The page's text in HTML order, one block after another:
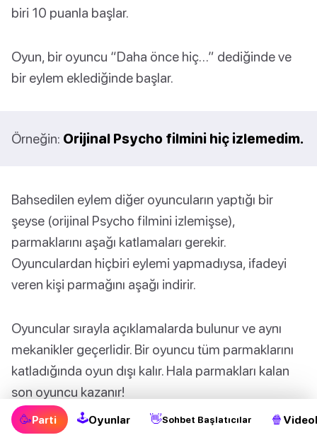
biri 10 puanla başlar.
Oyun, bir oyuncu “Daha önce hiç…” dediğinde ve
bir eylem eklediğinde başlar.
Örneğin: Orijinal Psycho filmini hiç izlemedim.
Bahsedilen eylem diğer oyuncuların yaptığı bir
şeyse (orijinal Psycho filmini izlemişse),
parmaklarını aşağı katlamaları gerekir.
Oyunculardan hiçbiri eylemi yapmadıysa, ifadeyi
veren kişi parmağını aşağı indirir.
Oyuncular sırayla açıklamalarda bulunur ve aynı
mekanikler geçerlidir. Bir oyuncu tüm parmaklarını
katladığında oyun dışı kalır. Hala parmakları kalan
son oyuncu kazanır!
👉İşte Daha önce hiç hakkında bilmeniz
🥳Parti 🕹Oyunlar 👋Sohbet Başlatıcılar 🍿